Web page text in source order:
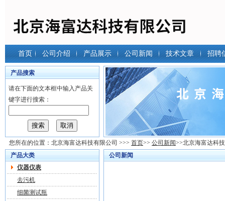
首页 公司介绍 产品展示 公司新闻 技术文章 招聘
产品搜索
请在下面的文本框中输入产品关
键字进行搜索：
您所在的位置： 北京海富达科技有限公司 >>> 首页>> 公司新闻>>北京海富达科
产品大类
仪器仪表
去污机
细菌测试瓶
公司新闻